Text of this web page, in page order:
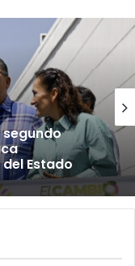
Estado